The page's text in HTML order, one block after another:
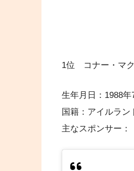
1位 コナー・マ
生年月日：1988年
国籍：アイルラン
主なスポンサー：